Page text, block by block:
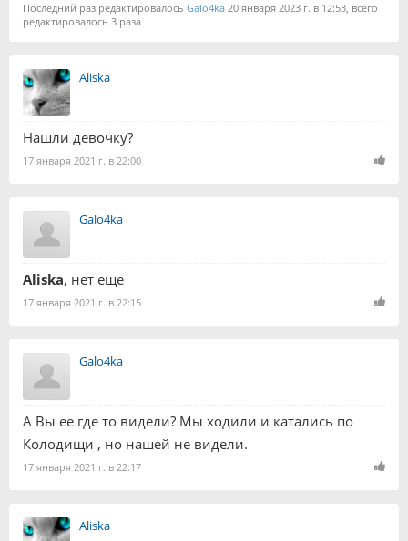
Последний раз редактировалось Galo4ka 20 января 2023 г. в 12:53, всего
редактировалось 3 раза
Aliska
Нашли девочку?
17 января 2021 г. в 22:00
Galo4ka
Aliska, нет еще
17 января 2021 г. в 22:15
Galo4ka
А Вы ее где то видели? Мы ходили и катались по
Колодищи , но нашей не видели.
17 января 2021 г. в 22:17
Aliska